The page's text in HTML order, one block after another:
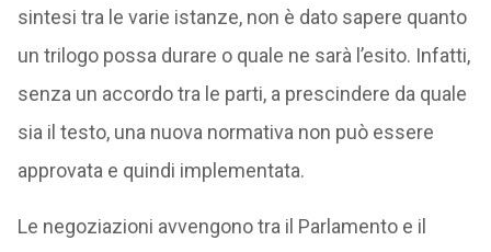
sintesi tra le varie istanze, non è dato sapere quanto
un trilogo possa durare o quale ne sarà l’esito. Infatti,
senza un accordo tra le parti, a prescindere da quale
sia il testo, una nuova normativa non può essere
approvata e quindi implementata.
Le negoziazioni avvengono tra il Parlamento e il